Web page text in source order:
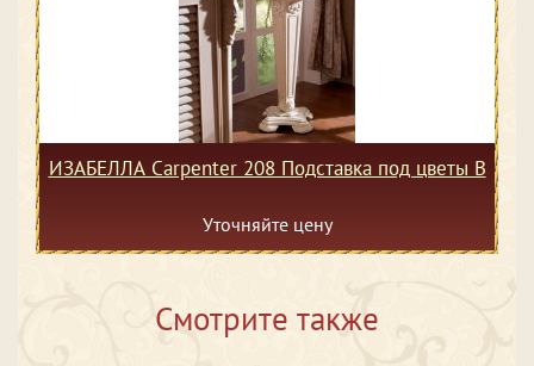
ИЗАБЕЛЛА Сarpenter 208 Подставка под цветы В
Уточняйте цену
Смотрите также